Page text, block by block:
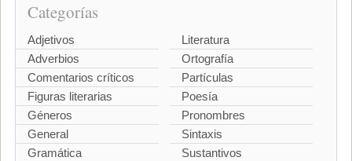
Categorías
Adjetivos
Adverbios
Comentarios críticos
Figuras literarias
Géneros
General
Gramática
Literatura
Ortografía
Partículas
Poesía
Pronombres
Sintaxis
Sustantivos